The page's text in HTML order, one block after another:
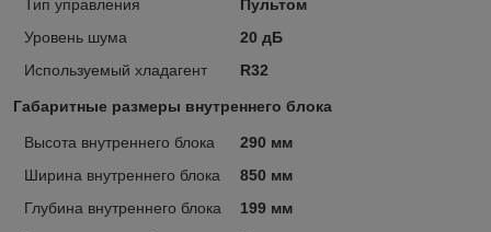
Тип управления
Пультом
Уровень шума
20 дБ
Используемый хладагент
R32
Габаритные размеры внутреннего блока
Высота внутреннего блока
290 мм
Ширина внутреннего блока
850 мм
Глубина внутреннего блока
199 мм